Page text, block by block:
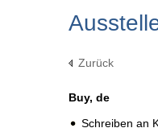
Zurück
Buy, de
Schreiben an